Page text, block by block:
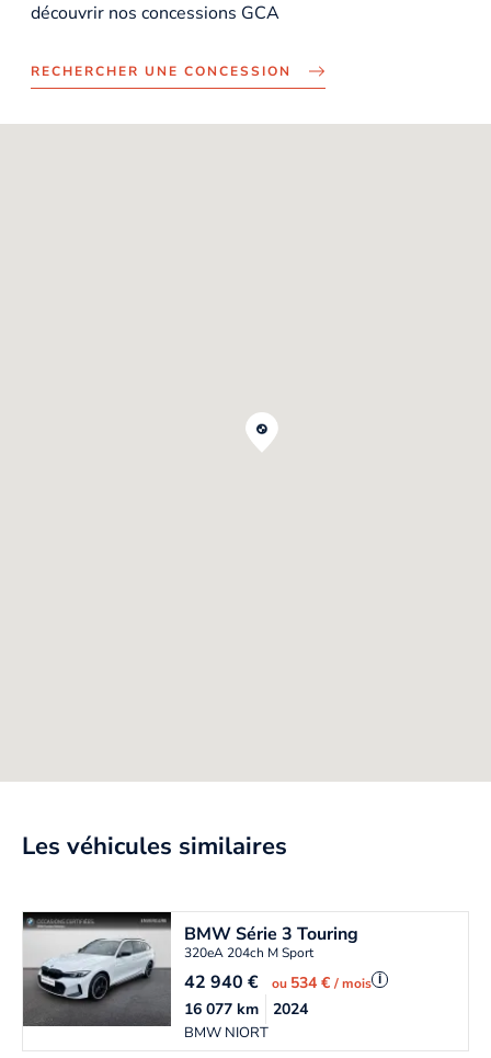
découvrir nos concessions GCA
RECHERCHER UNE CONCESSION
Les véhicules similaires
BMWSérie 3 Touring
320eA 204ch M Sport
42 940€ ou 534 €/ mois i
BMW NIORT
16 077km 2024